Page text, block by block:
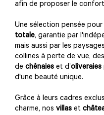
afin de proposer le
Une sélection pensée
totale, garantie par
mais aussi par les
collines à perte de vue,
de chênaies et d’oliveraies
d'une beauté unique.
Grâce à leurs cadres
charme, nos villas et